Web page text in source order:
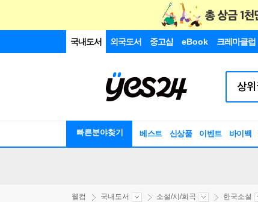
국내도서 외국도서 중고샵 eBook 크레마클럽
빠른분야찾기 베스트 신상품 이벤트 바이백
웰컴 국내도서 소설/시/희곡 한국소설